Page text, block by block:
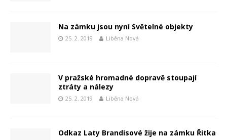
Na zámku jsou nyní Světelné objekty
25. 2. 2019 Liběna Nová
V pražské hromadné dopravě stoupají
ztráty a nálezy
25. 2. 2019 Liběna Nová
Odkaz Laty Brandisové žije na zámku Řitka